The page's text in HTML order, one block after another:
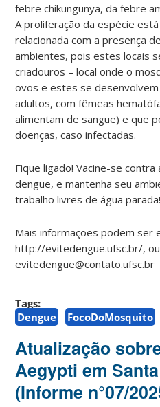
febre chikungunya, da febre
A proliferação da espécie
relacionada com a presença
ambientes, pois estes locais
criadouros – local onde o
ovos e estes se
adultos, com fêmeas
alimentam de sangue) e que
doenças, caso infectadas.
Fique ligado! Vacine-se
dengue, e mantenha seu
trabalho livres de água parada!
Mais informações podem ser
http://evitedengue.ufsc.br/,
evitedengue@contato.ufsc.br
Tags:
Dengue
FocoDoMosquito
Atualização
Aegypti em
(Informe n°07/